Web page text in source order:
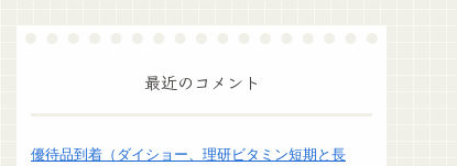
最近のコメント
優待品到着（ダイショー、理研ビタミン短期と長